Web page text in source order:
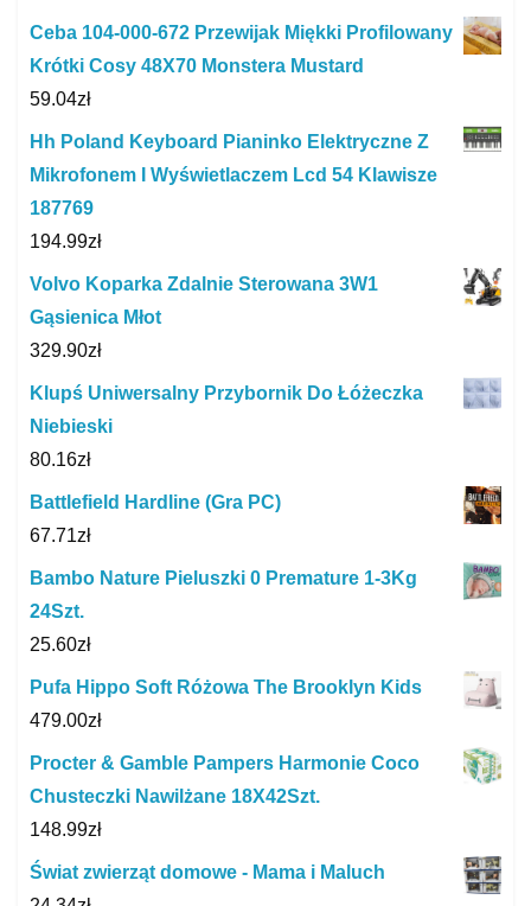
Ceba 104-000-672 Przewijak Miękki Profilowany
Krótki Cosy 48X70 Monstera Mustard
59.04zł
Hh Poland Keyboard Pianinko Elektryczne Z
Mikrofonem I Wyświetlaczem Lcd 54 Klawisze
187769
194.99zł
Volvo Koparka Zdalnie Sterowana 3W1
Gąsienica Młot
329.90zł
Klupś Uniwersalny Przybornik Do Łóżeczka
Niebieski
80.16zł
Battlefield Hardline (Gra PC)
67.71zł
Bambo Nature Pieluszki 0 Premature 1-3Kg
24Szt.
25.60zł
Pufa Hippo Soft Różowa The Brooklyn Kids
479.00zł
Procter & Gamble Pampers Harmonie Coco
Chusteczki Nawilżane 18X42Szt.
148.99zł
Świat zwierząt domowe - Mama i Maluch